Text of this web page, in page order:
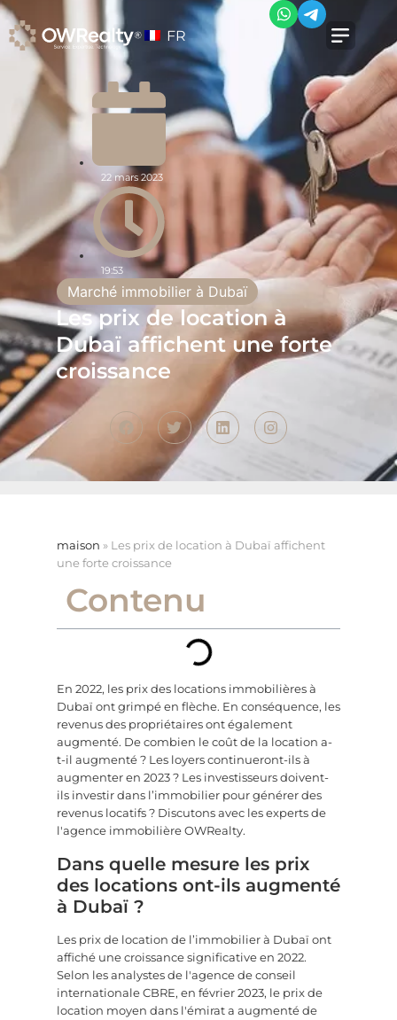
FR
22 mars 2023
19:53
Marché immobilier à Dubaï
Les prix de location à
Dubaï affichent une forte
croissance
maison » Les prix de location à Dubaï affichent
une forte croissance
Contenu
En 2022, les prix des locations immobilières à
Dubaï ont grimpé en flèche. En conséquence, les
revenus des propriétaires ont également
augmenté. De combien le coût de la location a-
t-il augmenté ? Les loyers continueront-ils à
augmenter en 2023 ? Les investisseurs doivent-
ils investir dans l’immobilier pour générer des
revenus locatifs ? Discutons avec les experts de
l'agence immobilière OWRealty.
Dans quelle mesure les prix
des locations ont-ils augmenté
à Dubaï ?
Les prix de location de l’immobilier à Dubaï ont
affiché une croissance significative en 2022.
Selon les analystes de l'agence de conseil
internationale CBRE, en février 2023, le prix de
location moyen dans l'émirat a augmenté de